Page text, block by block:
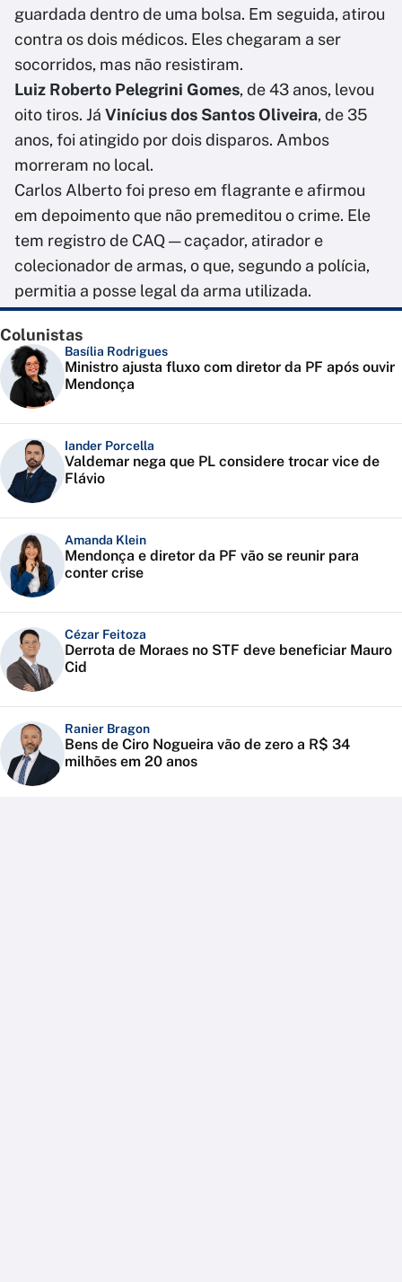
guardada dentro de uma bolsa. Em seguida, atirou
contra os dois médicos. Eles chegaram a ser
socorridos, mas não resistiram.
Luiz Roberto Pelegrini Gomes, de 43 anos, levou
oito tiros. Já Vinícius dos Santos Oliveira, de 35
anos, foi atingido por dois disparos. Ambos
morreram no local.
Carlos Alberto foi preso em flagrante e afirmou
em depoimento que não premeditou o crime. Ele
tem registro de CAQ — caçador, atirador e
colecionador de armas, o que, segundo a polícia,
permitia a posse legal da arma utilizada.
Colunistas
Basília Rodrigues
Ministro ajusta fluxo com diretor da PF após ouvir
Mendonça
Iander Porcella
Valdemar nega que PL considere trocar vice de
Flávio
Amanda Klein
Mendonça e diretor da PF vão se reunir para
conter crise
Cézar Feitoza
Derrota de Moraes no STF deve beneficiar Mauro
Cid
Ranier Bragon
Bens de Ciro Nogueira vão de zero a R$ 34
milhões em 20 anos